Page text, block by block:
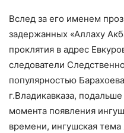
Вслед за его именем
задержанных «Аллаху
проклятия в адрес
следователи
популярностью
г.Владикавказа,
момента появления
времени, ингушская тема